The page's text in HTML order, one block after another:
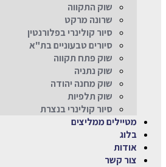
שוק התקווה
שרונה מרקט
סיור קולינרי בפלורנטין
סיורים טבעוניים בת"א
שוק פתח תקווה
שוק נתניה
שוק מחנה יהודה
שוק תלפיות
סיור קולינרי בנצרת
מטיילים ממליצים
בלוג
אודות
צור קשר